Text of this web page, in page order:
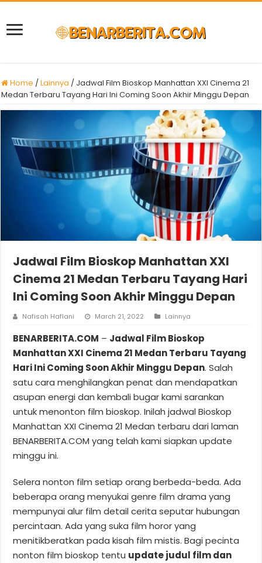
Home /Lainnya / Jadwal Film Bioskop Manhattan XXI Cinema 21
Medan Terbaru Tayang Hari Ini Coming Soon Akhir Minggu Depan
Jadwal Film Bioskop Manhattan XXI
Cinema 21 Medan Terbaru Tayang Hari
Ini Coming Soon Akhir Minggu Depan
Nafisah Haflani March 21, 2022 Lainnya
BENARBERITA.COM – Jadwal Film Bioskop
Manhattan XXI Cinema 21 Medan Terbaru Tayang
Hari Ini Coming Soon Akhir Minggu Depan. Salah
satu cara menghilangkan penat dan mendapatkan
asupan energi dan kembali bugar kami sarankan
untuk menonton film bioskop. Inilah jadwal Bioskop
Manhattan XXI Cinema 21 Medan terbaru dari laman
BENARBERITA.COM yang telah kami siapkan update
minggu ini.
Selera nonton film setiap orang berbeda-beda. Ada
beberapa orang menyukai genre film drama yang
mempunyai alur film detail cerita seputar hubungan
percintaan. Ada yang suka film horor yang
menitikberatkan pada kisah film mistis. Bagi pecinta
nonton film bioskop tentu update judul film dan